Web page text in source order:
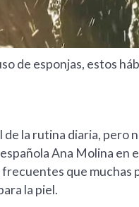
de esponjas, estos
la rutina diaria, pero
Ana Molina
que muchas
la piel.